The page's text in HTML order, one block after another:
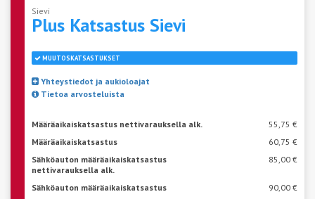
Sievi
Plus Katsastus Sievi
MUUTOSKATSASTUKSET
Yhteystiedot ja aukioloajat
Tietoa arvosteluista
Määräaikaiskatsastus nettivarauksella alk.
55,75 €
Määräaikaiskatsastus
60,75 €
Sähköauton määräaikaiskatsastus
nettivarauksella alk.
85,00 €
Sähköauton määräaikaiskatsastus 90,00 €